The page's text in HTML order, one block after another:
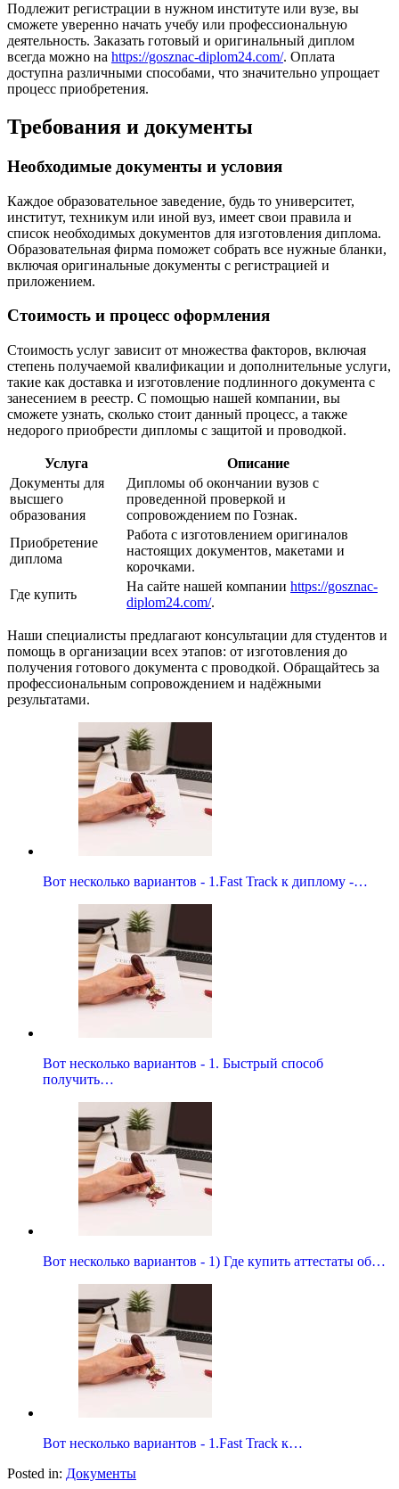
Подлежит регистрации в нужном институте или вузе, вы
сможете уверенно начать учебу или профессиональную
деятельность. Заказать готовый и оригинальный диплом
всегда можно на https://gosznac-diplom24.com/. Оплата
доступна различными способами, что значительно упрощает
процесс приобретения.
Требования и документы
Необходимые документы и условия
Каждое образовательное заведение, будь то университет,
институт, техникум или иной вуз, имеет свои правила и
список необходимых документов для изготовления диплома.
Образовательная фирма поможет собрать все нужные бланки,
включая оригинальные документы с регистрацией и
приложением.
Стоимость и процесс оформления
Стоимость услуг зависит от множества факторов, включая
степень получаемой квалификации и дополнительные услуги,
такие как доставка и изготовление подлинного документа с
занесением в реестр. С помощью нашей компании, вы
сможете узнать, сколько стоит данный процесс, а также
недорого приобрести дипломы с защитой и проводкой.
Услуга
Описание
Документы для
высшего
образования
Дипломы об окончании вузов с
проведенной проверкой и
сопровождением по Гознак.
Приобретение
диплома
Работа с изготовлением оригиналов
настоящих документов, макетами и
корочками.
Где купить
На сайте нашей компании https://gosznac-
diplom24.com/.
Наши специалисты предлагают консультации для студентов и
помощь в организации всех этапов: от изготовления до
получения готового документа с проводкой. Обращайтесь за
профессиональным сопровождением и надёжными
результатами.
Вот несколько вариантов - 1.Fast Track к диплому -…
Вот несколько вариантов - 1. Быстрый способ
получить…
Вот несколько вариантов - 1) Где купить аттестаты об…
Вот несколько вариантов - 1.Fast Track к…
Posted in: Документы